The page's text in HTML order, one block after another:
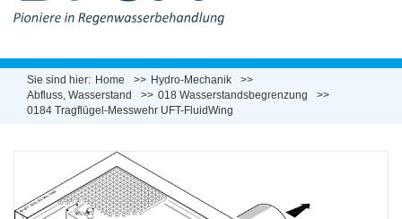
Sie sind hier: Home
Hydro-Mechanik
Abfluss, Wasserstand
018 Wasserstandsbegrenzung
0184 Tragflügel-Messwehr UFT-FluidWing